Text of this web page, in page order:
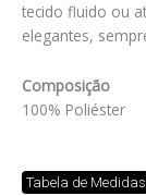
tecido fluido ou
elegantes,
Composição
100% Poliéster
Tabela de Medidas